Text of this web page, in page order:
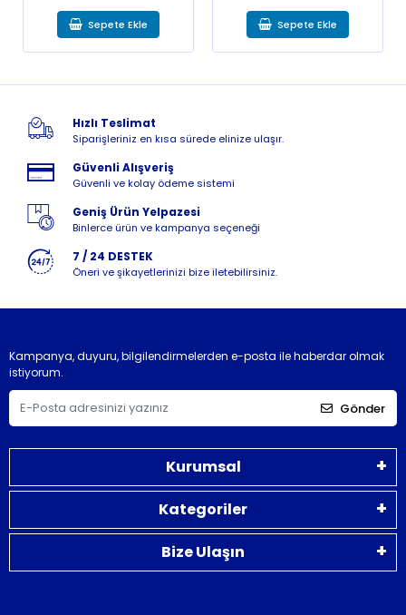
Sepete Ekle Sepete Ekle
Hızlı Teslimat
Siparişleriniz en kısa sürede elinize ulaşır.
Güvenli Alışveriş
Güvenli ve kolay ödeme sistemi
Geniş Ürün Yelpazesi
Binlerce ürün ve kampanya seçeneği
7 / 24 DESTEK
Öneri ve şikayetlerinizi bize iletebilirsiniz.
Kampanya, duyuru, bilgilendirmelerden e-posta ile haberdar olmak
istiyorum.
Gönder
Kurumsal
Kategoriler
Bize Ulaşın